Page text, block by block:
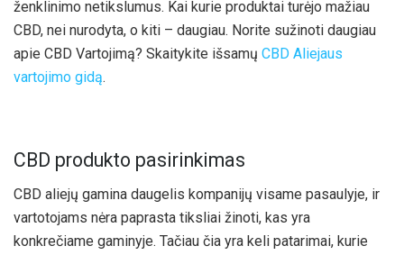
ženklinimo netikslumus. Kai kurie produktai turėjo mažiau
CBD, nei nurodyta, o kiti – daugiau. Norite sužinoti daugiau
apie CBD Vartojimą? Skaitykite išsamų CBD Aliejaus
vartojimo gidą.
CBD produkto pasirinkimas
CBD aliejų gamina daugelis kompanijų visame pasaulyje, ir
vartotojams nėra paprasta tiksliai žinoti, kas yra
konkrečiame gaminyje. Tačiau čia yra keli patarimai, kurie